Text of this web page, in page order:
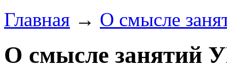
Главная → О смысле
О смысле занятий